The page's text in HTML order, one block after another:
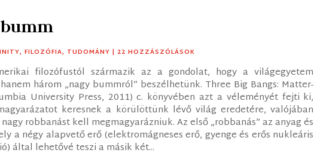
,FILOZÓFIA, TUDOMÁNY | 22 HOZZÁSZÓLÁSOK
filozófustól származik az a gondolat, hogy a világegyetem
három „nagy bummról” beszélhetünk. Three Big Bangs: Matter-
University Press, 2011) c. könyvében azt a véleményét fejti ki,
keresnek a körülöttünk lévő világ eredetére, valójában
robbanást kell megmagyarázniuk. Az első „robbanás” az anyag és
a négy alapvető erő (elektromágneses erő, gyenge és erős nukleáris
által lehetővé teszi a másik két...